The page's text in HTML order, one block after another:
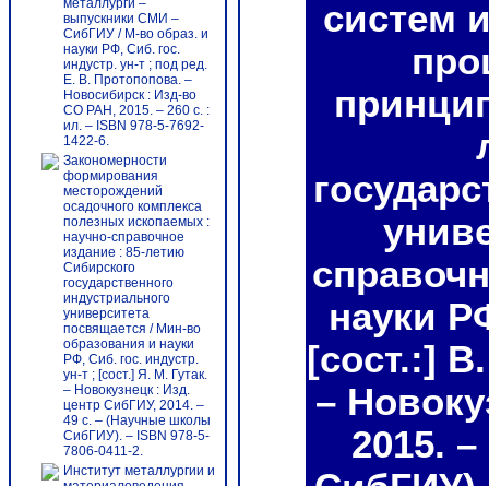
металлурги –
выпускники СМИ –
СибГИУ / М-во образ. и
науки РФ, Сиб. гос.
индустр. ун-т ; под ред.
Е. В. Протопопова. –
Новосибирск : Изд-во
СО РАН, 2015. – 260 с. :
ил. – ISBN 978-5-7692-
1422-6.
Закономерности
формирования
месторождений
осадочного комплекса
полезных ископаемых :
научно-справочное
издание : 85-летию
Сибирского
государственного
индустриального
университета
посвящается / Мин-во
образования и науки
РФ, Сиб. гос. индустр.
ун-т ; [сост.] Я. М. Гутак.
– Новокузнецк : Изд.
центр СибГИУ, 2014. –
49 с. – (Научные школы
СибГИУ). – ISBN 978-5-
7806-0411-2.
Институт металлургии и
систем
науки
[сост.:]
–
2015.